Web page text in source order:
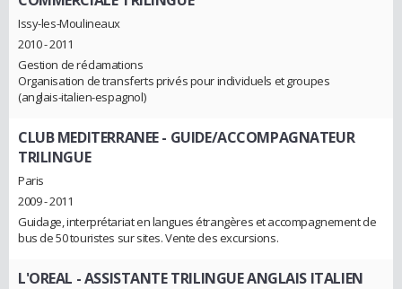
Issy-les-Moulineaux
2010 - 2011
Gestion de réclamations
Organisation de transferts privés pour individuels et groupes
(anglais-italien-espagnol)
CLUB MEDITERRANEE- GUIDE/ACCOMPAGNATEUR
TRILINGUE
Paris
2009 - 2011
Guidage, interprétariat en langues étrangères et accompagnement de
bus de 50 touristes sur sites. Vente des excursions.
L'OREAL - ASSISTANTE TRILINGUE ANGLAIS ITALIEN